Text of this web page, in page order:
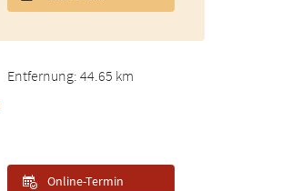
Entfernung: 44.65 km
Online-Termin